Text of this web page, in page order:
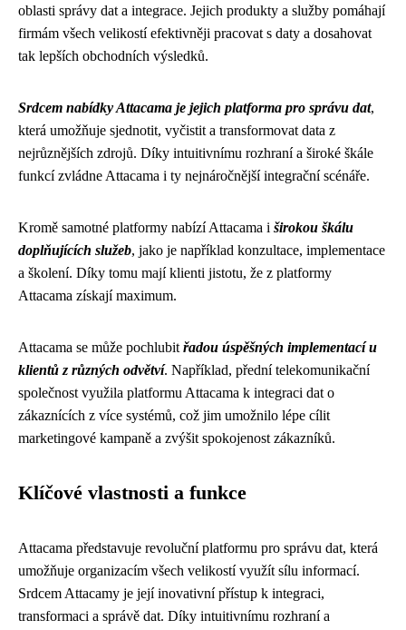
oblasti správy dat a integrace. Jejich produkty a služby pomáhají
firmám všech velikostí efektivněji pracovat s daty a dosahovat
tak lepších obchodních výsledků.
Srdcem nabídky Attacama je jejich platforma pro správu dat,
která umožňuje sjednotit, vyčistit a transformovat data z
nejrůznějších zdrojů. Díky intuitivnímu rozhraní a široké škále
funkcí zvládne Attacama i ty nejnáročnější integrační scénáře.
Kromě samotné platformy nabízí Attacama i širokou škálu
doplňujících služeb, jako je například konzultace, implementace
a školení. Díky tomu mají klienti jistotu, že z platformy
Attacama získají maximum.
Attacama se může pochlubit řadou úspěšných implementací u
klientů z různých odvětví. Například, přední telekomunikační
společnost využila platformu Attacama k integraci dat o
zákaznících z více systémů, což jim umožnilo lépe cílit
marketingové kampaně a zvýšit spokojenost zákazníků.
Klíčové vlastnosti a funkce
Attacama představuje revoluční platformu pro správu dat, která
umožňuje organizacím všech velikostí využít sílu informací.
Srdcem Attacamy je její inovativní přístup k integraci,
transformaci a správě dat. Díky intuitivnímu rozhraní a